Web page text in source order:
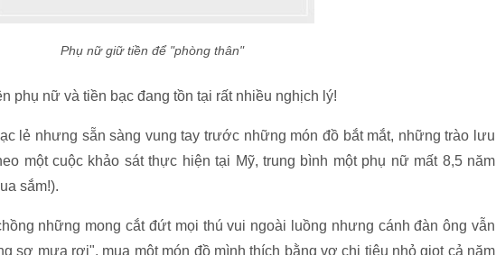
Phụ nữ giữ tiền để "phòng thân"
phụ nữ và tiền bạc đang tồn tại rất nhiều nghịch lý!
lẻ nhưng sẵn sàng vung tay trước những món đồ bắt mắt, những trào lưu
một cuộc khảo sát thực hiện tại Mỹ, trung bình một phụ nữ mất 8,5 năm
sắm!).
những mong cắt đứt mọi thú vui ngoài luồng nhưng cánh đàn ông vẫn
sợ mưa rơi", mua một món đồ mình thích bằng vợ chi tiêu nhỏ giọt cả năm